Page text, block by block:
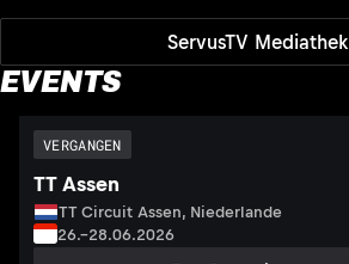
ServusTV Mediathek
EVENTS
VERGANGEN
TT Assen
TT Circuit Assen, Niederlande
26.–28.06.2026